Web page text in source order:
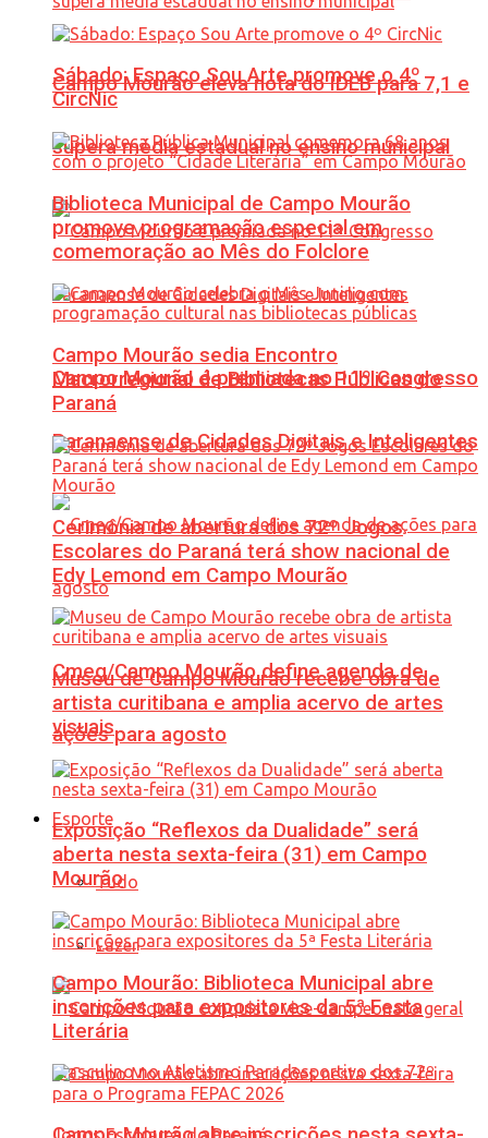
Campo Mourão eleva nota do IDEB para 7,1 e
supera média estadual no ensino municipal
Campo Mourão é premiada no 11º Congresso
Paranaense de Cidades Digitais e Inteligentes
Cmeg/Campo Mourão define agenda de
ações para agosto
Esporte
Tudo
Lazer
Sábado: Espaço Sou Arte promove o 4º
CircNic
Biblioteca Municipal de Campo Mourão
promove programação especial em
comemoração ao Mês do Folclore
Campo Mourão sedia Encontro
Macrorregional de Bibliotecas Públicas do
Paraná
Cerimônia de abertura dos 72º Jogos
Escolares do Paraná terá show nacional de
Edy Lemond em Campo Mourão
Museu de Campo Mourão recebe obra de
artista curitibana e amplia acervo de artes
visuais
Exposição “Reflexos da Dualidade” será
aberta nesta sexta-feira (31) em Campo
Mourão
Campo Mourão: Biblioteca Municipal abre
inscrições para expositores da 5ª Festa
Literária